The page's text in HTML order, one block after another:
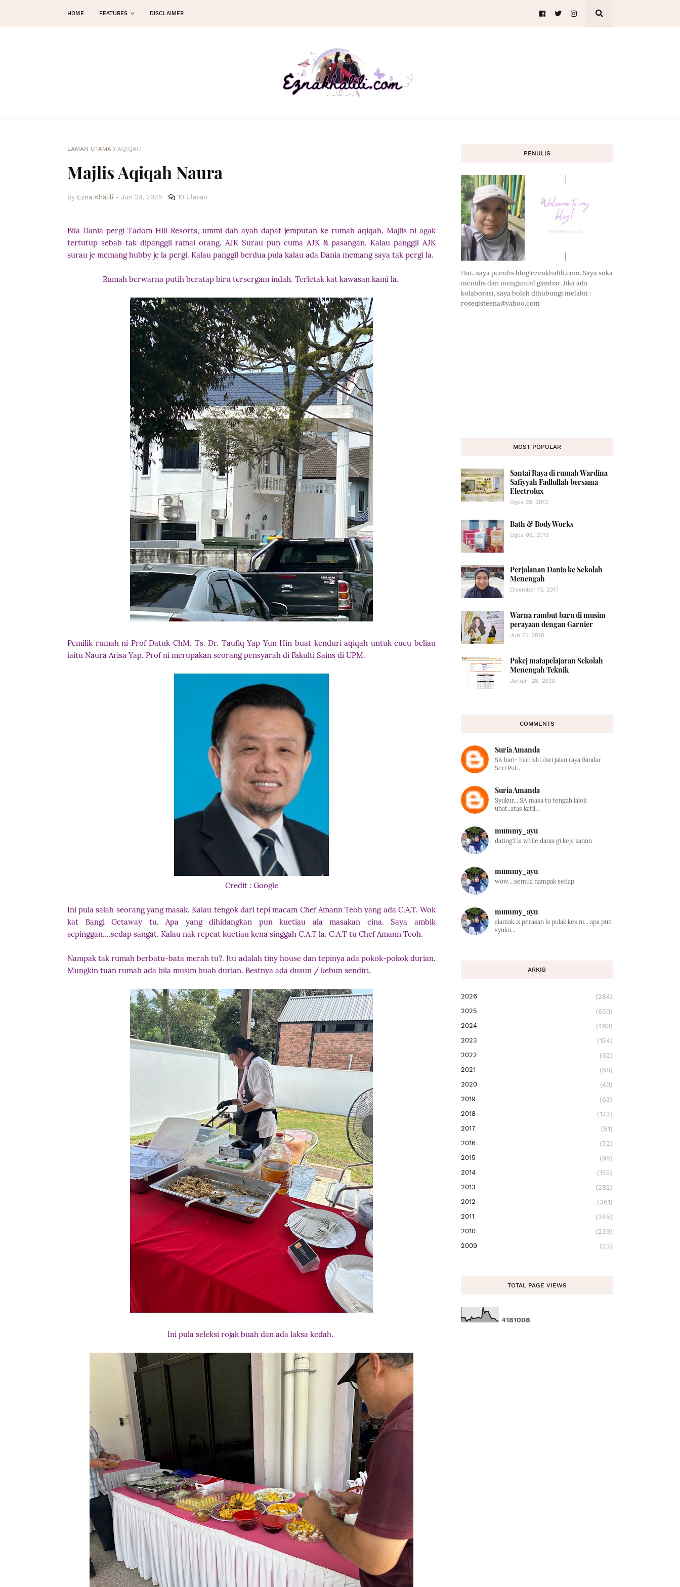
HOME FEATURES DISCLAIMER
LAMAN UTAMA AQIQAH
Majlis Aqiqah Naura
by Ezna Khalili - Jun 24, 2025 10 Ulasan
Bila Dania pergi Tadom Hill Resorts, ummi dah ayah dapat jemputan ke rumah aqiqah. Majlis ni agak
tertutup sebab tak dipanggil ramai orang. AJK Surau pun cuma AJK & pasangan. Kalau panggil AJK
surau je memang hubby je la pergi. Kalau panggil berdua pula kalau ada Dania memang saya tak pergi la.
Rumah berwarna putih beratap biru tersergam indah. Terletak kat kawasan kami la.
Pemilik rumah ni Prof Datuk ChM. Ts. Dr. Taufiq Yap Yun Hin buat kenduri aqiqah untuk cucu beliau
iaitu Naura Arisa Yap. Prof ni merupakan seorang pensyarah di Fakulti Sains di UPM.
Credit : Google
Ini pula salah seorang yang masak. Kalau tengok dari tepi macam Chef Amann Teoh yang ada C.A.T. Wok
kat Bangi Getaway tu. Apa yang dihidangkan pun kuetiau ala masakan cina. Saya ambik
sepinggan....sedap sangat. Kalau nak repeat kuetiau kena singgah C.A.T la. C.A.T tu Chef Amann Teoh.
Nampak tak rumah berbatu-bata merah tu?. Itu adalah tiny house dan tepinya ada pokok-pokok durian.
Mungkin tuan rumah ada bila musim buah durian. Bestnya ada dusun / kebun sendiri.
Ini pula seleksi rojak buah dan ada laksa kedah.
PENULIS
Hai...saya penulis blog eznakhalili.com. Saya suka
menulis dan mengambil gambar. Jika ada
kolaborasi, saya boleh dihubungi melalui :
roseqisteena@yahoo.com
MOST POPULAR
Santai Raya di rumah Wardina
Safiyyah Fadlullah bersama
Electrolux
Ogos 29, 2013
Bath & Body Works
Ogos 06, 2019
Perjalanan Dania ke Sekolah
Menengah
Disember 13, 2017
Warna rambut baru di musim
perayaan dengan Garnier
Jun 01, 2018
Pakej matapelajaran Sekolah
Menengah Teknik
Januari 28, 2020
COMMENTS
Suria Amanda
SA hari- hari lalu dari jalan raya Bandar
Seri Put...
Suria Amanda
Syukur....SA masa tu tengah lalok
ubat..atas katil...
mummy_ayu
dating2 la while dania gi keja kannn
mummy_ayu
wow....semua nampak sedap
mummy_ayu
alamak..x perasan la pulak kes ni... apa pun
syuku...
ARKIB
2026
(284)
2025
(630)
2024
(460)
2023
(154)
2022
(62)
2021
(88)
2020
(40)
2019
(63)
2018
(122)
2017
(51)
2016
(52)
2015
(95)
2014
(155)
2013
(282)
2012
(361)
2011
(345)
2010
(239)
2009
(23)
TOTAL PAGE VIEWS
4181008